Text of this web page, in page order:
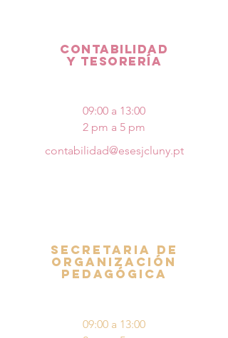
CONTABILIDAD
Y TESORERÍA
09:00 a 13:00
2 pm a 5 pm
contabilidad@esesjcluny.pt
SECRETARIA DE
ORGANIZACIÓN
PEDAGÓGICA
09:00 a 13:00